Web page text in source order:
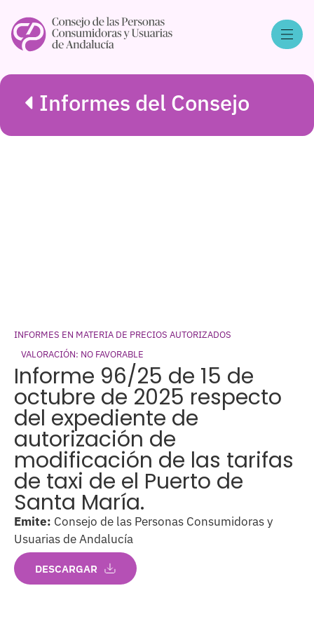
Informes del Consejo
INFORMES EN MATERIA DE PRECIOS AUTORIZADOS
VALORACIÓN: NO FAVORABLE
Informe 96/25 de 15 de
octubre de 2025 respecto
del expediente de
autorización de
modificación de las tarifas
de taxi de el Puerto de
Santa María.
Emite: Consejo de las Personas Consumidoras y
Usuarias de Andalucía
DESCARGAR